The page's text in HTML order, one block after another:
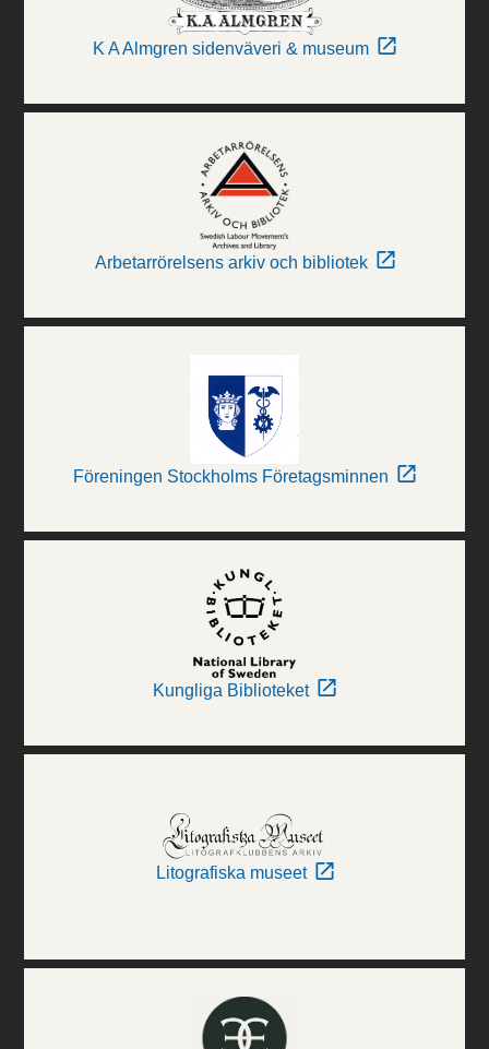
K A Almgren sidenväveri & museum
Arbetarrörelsens arkiv och bibliotek
Föreningen Stockholms Företagsminnen
Kungliga Biblioteket
Litografiska museet